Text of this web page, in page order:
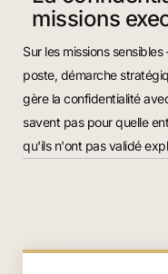
missions
Sur les missions
poste, démarche
gère la confidentialité
savent pas pour quelle
qu'ils n'ont pas validé